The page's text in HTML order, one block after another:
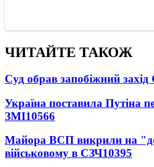
ЧИТАЙТЕ ТАКОЖ
Суд обрав запобіжний
Україна поставила Путіна
ЗМІ10566
Майора ВСП викрили на
військовому в СЗЧ10395